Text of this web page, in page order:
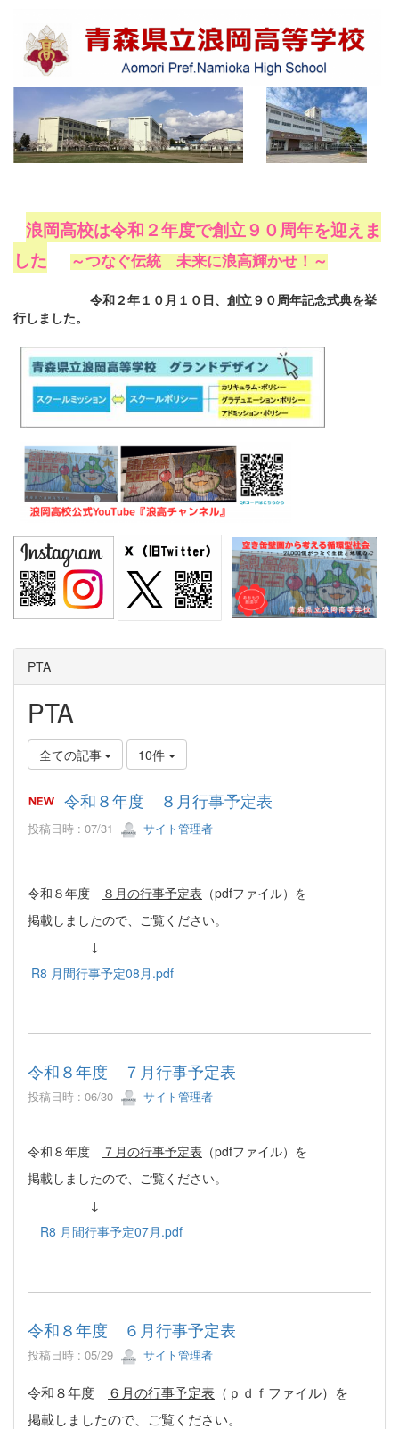
浪岡高校は令和２年度で創立９０周年を迎えま
した
～つなぐ伝統 未来に浪高輝かせ！～
令和２年１０月１０日、創立９０周年記念式典を挙
行しました。
PTA
PTA
全ての記事 10件
令和８年度 ８月行事予定表
投稿日時 : 07/31 サイト管理者
令和８年度 ８月の行事予定表 （pdfファイル）を
掲載しましたので、ご覧ください。
↓
R8 月間行事予定08月.pdf
令和８年度 ７月行事予定表
投稿日時 : 06/30 サイト管理者
令和８年度 ７月の行事予定表 （pdfファイル）を
掲載しましたので、ご覧ください。
↓
R8 月間行事予定07月.pdf
令和８年度 ６月行事予定表
投稿日時 : 05/29 サイト管理者
令和８年度 ６月の行事予定表 （ｐｄｆファイル）を
掲載しましたので、ご覧ください。